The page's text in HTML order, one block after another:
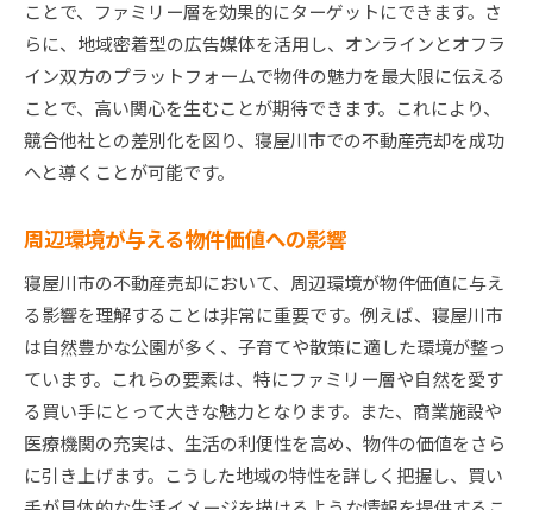
ことで、ファミリー層を効果的にターゲットにできます。さ
らに、地域密着型の広告媒体を活用し、オンラインとオフラ
イン双方のプラットフォームで物件の魅力を最大限に伝える
ことで、高い関心を生むことが期待できます。これにより、
競合他社との差別化を図り、寝屋川市での不動産売却を成功
へと導くことが可能です。
周辺環境が与える物件価値への影響
寝屋川市の不動産売却において、周辺環境が物件価値に与え
る影響を理解することは非常に重要です。例えば、寝屋川市
は自然豊かな公園が多く、子育てや散策に適した環境が整っ
ています。これらの要素は、特にファミリー層や自然を愛す
る買い手にとって大きな魅力となります。また、商業施設や
医療機関の充実は、生活の利便性を高め、物件の価値をさら
に引き上げます。こうした地域の特性を詳しく把握し、買い